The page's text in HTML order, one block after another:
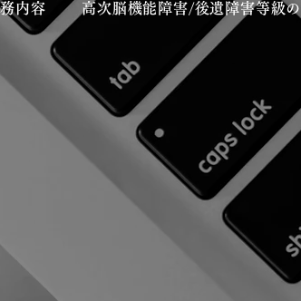
内容 高次脳機能障害/後遺障害等級